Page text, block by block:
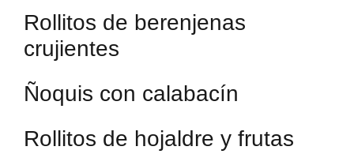
Rollitos de berenjenas
crujientes
Ñoquis con calabacín
Rollitos de hojaldre y frutas